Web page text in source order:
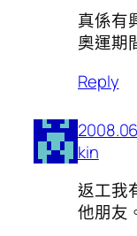
真係有
奧運期
Reply
kin
返工我
他朋友